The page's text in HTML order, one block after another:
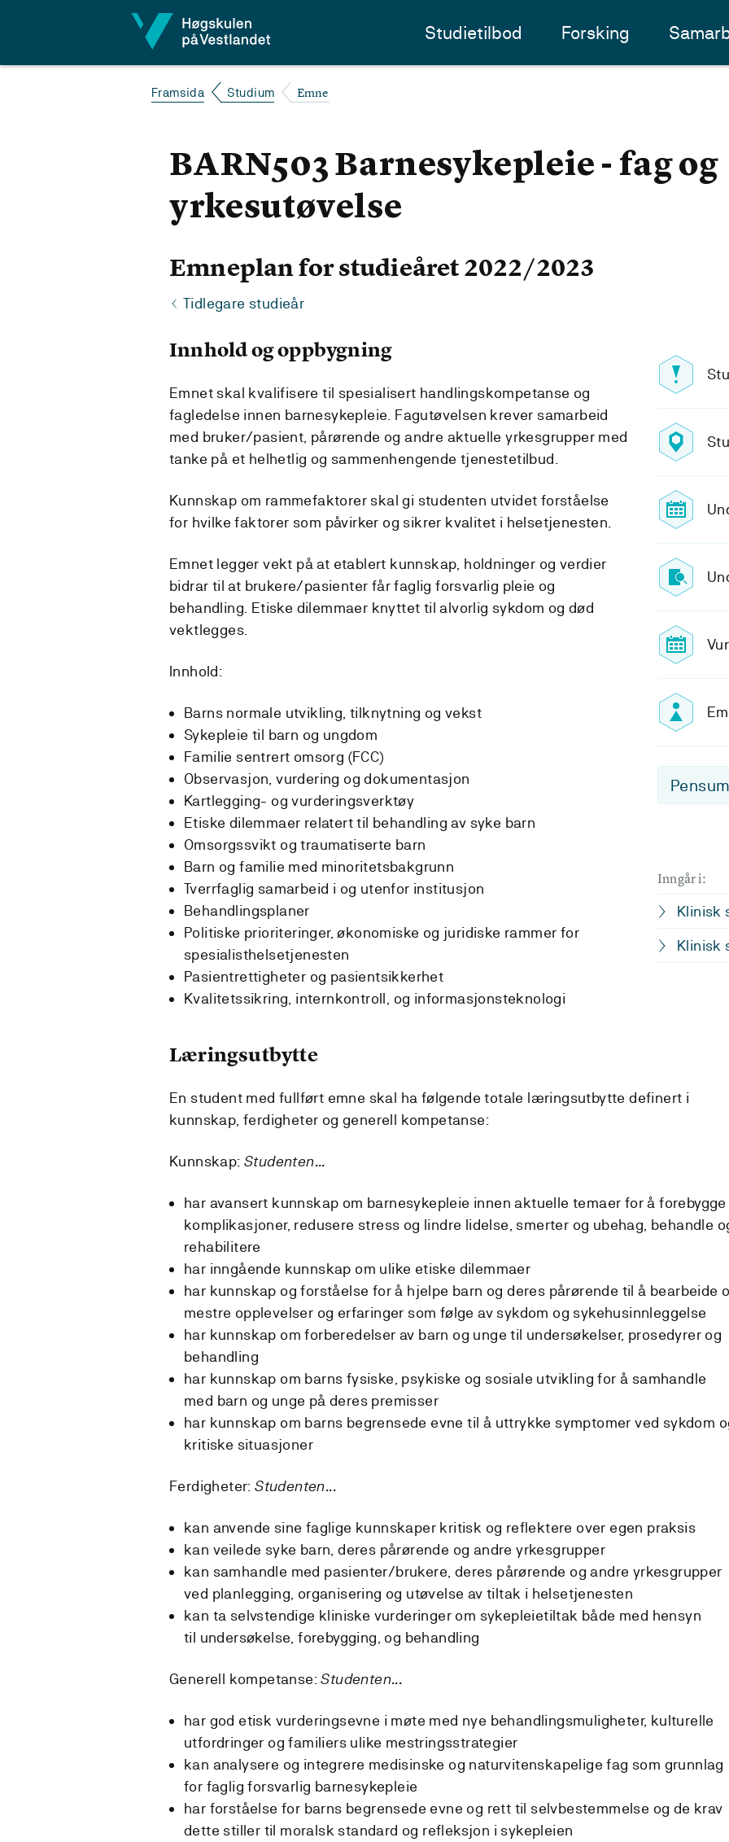
Studietilbod Forsking
Framsida Studium Emne
BARN503 Barnesykepleie - fag og
yrkesutøvelse
Emneplan for studieåret 2022/2023
Tidlegare studieår
Inngår i:
Klinisk
Klinisk
Innhold og oppbygning
Emnet skal kvalifisere til spesialisert handlingskompetanse og
fagledelse innen barnesykepleie. Fagutøvelsen krever samarbeid
med bruker/pasient, pårørende og andre aktuelle yrkesgrupper med
tanke på et helhetlig og sammenhengende tjenestetilbud.
Kunnskap om rammefaktorer skal gi studenten utvidet forståelse
for hvilke faktorer som påvirker og sikrer kvalitet i helsetjenesten.
Emnet legger vekt på at etablert kunnskap, holdninger og verdier
bidrar til at brukere/pasienter får faglig forsvarlig pleie og
behandling. Etiske dilemmaer knyttet til alvorlig sykdom og død
vektlegges.
Innhold:
Barns normale utvikling, tilknytning og vekst
Sykepleie til barn og ungdom
Familie sentrert omsorg (FCC)
Observasjon, vurdering og dokumentasjon
Kartlegging- og vurderingsverktøy
Etiske dilemmaer relatert til behandling av syke barn
Omsorgssvikt og traumatiserte barn
Barn og familie med minoritetsbakgrunn
Tverrfaglig samarbeid i og utenfor institusjon
Behandlingsplaner
Politiske prioriteringer, økonomiske og juridiske rammer for
spesialisthelsetjenesten
Pasientrettigheter og pasientsikkerhet
Kvalitetssikring, internkontroll, og informasjonsteknologi
Læringsutbytte
En student med fullført emne skal ha følgende totale læringsutbytte definert i
kunnskap, ferdigheter og generell kompetanse:
Kunnskap: Studenten...
har avansert kunnskap om barnesykepleie innen aktuelle temaer for å forebygge
komplikasjoner, redusere stress og lindre lidelse, smerter og ubehag, behandle
rehabilitere
har inngående kunnskap om ulike etiske dilemmaer
har kunnskap og forståelse for å hjelpe barn og deres pårørende til å bearbeide
mestre opplevelser og erfaringer som følge av sykdom og sykehusinnleggelse
har kunnskap om forberedelser av barn og unge til undersøkelser, prosedyrer og
behandling
har kunnskap om barns fysiske, psykiske og sosiale utvikling for å samhandle
med barn og unge på deres premisser
har kunnskap om barns begrensede evne til å uttrykke symptomer ved sykdom
kritiske situasjoner
Ferdigheter:Studenten...
kan anvende sine faglige kunnskaper kritisk og reflektere over egen praksis
kan veilede syke barn, deres pårørende og andre yrkesgrupper
kan samhandle med pasienter/brukere, deres pårørende og andre yrkesgrupper
ved planlegging, organisering og utøvelse av tiltak i helsetjenesten
kan ta selvstendige kliniske vurderinger om sykepleietiltak både med hensyn
til undersøkelse, forebygging, og behandling
Generell kompetanse:Studenten...
har god etisk vurderingsevne i møte med nye behandlingsmuligheter, kulturelle
utfordringer og familiers ulike mestringsstrategier
kan analysere og integrere medisinske og naturvitenskapelige fag som grunnlag
for faglig forsvarlig barnesykepleie
har forståelse for barns begrensede evne og rett til selvbestemmelse og de krav
dette stiller til moralsk standard og refleksjon i sykepleien